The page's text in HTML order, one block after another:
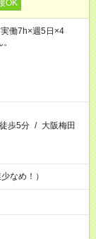
OK
働7h×週5日×4
歩5分 / 大阪梅田
なめ！）